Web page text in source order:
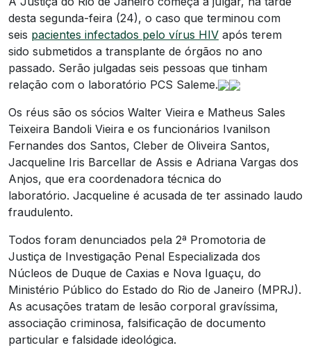
desta segunda-feira (24), o caso que terminou com
seis pacientes infectados pelo vírus HIV após terem
sido submetidos a transplante de órgãos no ano
passado. Serão julgadas seis pessoas que tinham
relação com o laboratório PCS Saleme.
Os réus são os sócios Walter Vieira e Matheus Sales
Teixeira Bandoli Vieira e os funcionários Ivanilson
Fernandes dos Santos, Cleber de Oliveira Santos,
Jacqueline Iris Barcellar de Assis e Adriana Vargas dos
Anjos, que era coordenadora técnica do
laboratório. Jacqueline é acusada de ter assinado laudo
fraudulento.
Todos foram denunciados pela 2ª Promotoria de
Justiça de Investigação Penal Especializada dos
Núcleos de Duque de Caxias e Nova Iguaçu, do
Ministério Público do Estado do Rio de Janeiro (MPRJ).
As acusações tratam de lesão corporal gravíssima,
associação criminosa, falsificação de documento
particular e falsidade ideológica.